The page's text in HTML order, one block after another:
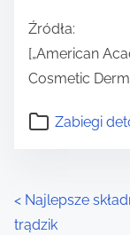
Źródła:
[„American
Cosmetic
Zabiegi
P
< Najlepsze
trądzik